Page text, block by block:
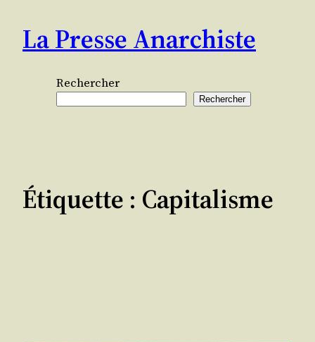
contenu
La Presse Anarchiste
Rechercher
Rechercher
Étiquette : Capitalisme